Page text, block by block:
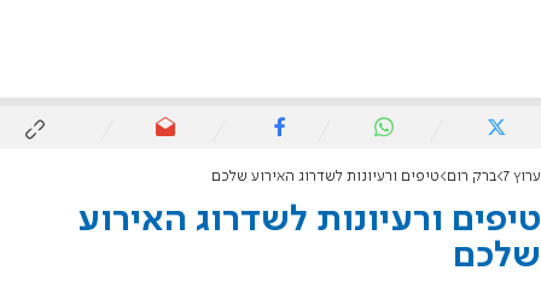
ערוץ 7 ברק רום טיפים ורעיונות לשדרוג האירוע שלכם
טיפים ורעיונות לשדרוג האירוע
שלכם